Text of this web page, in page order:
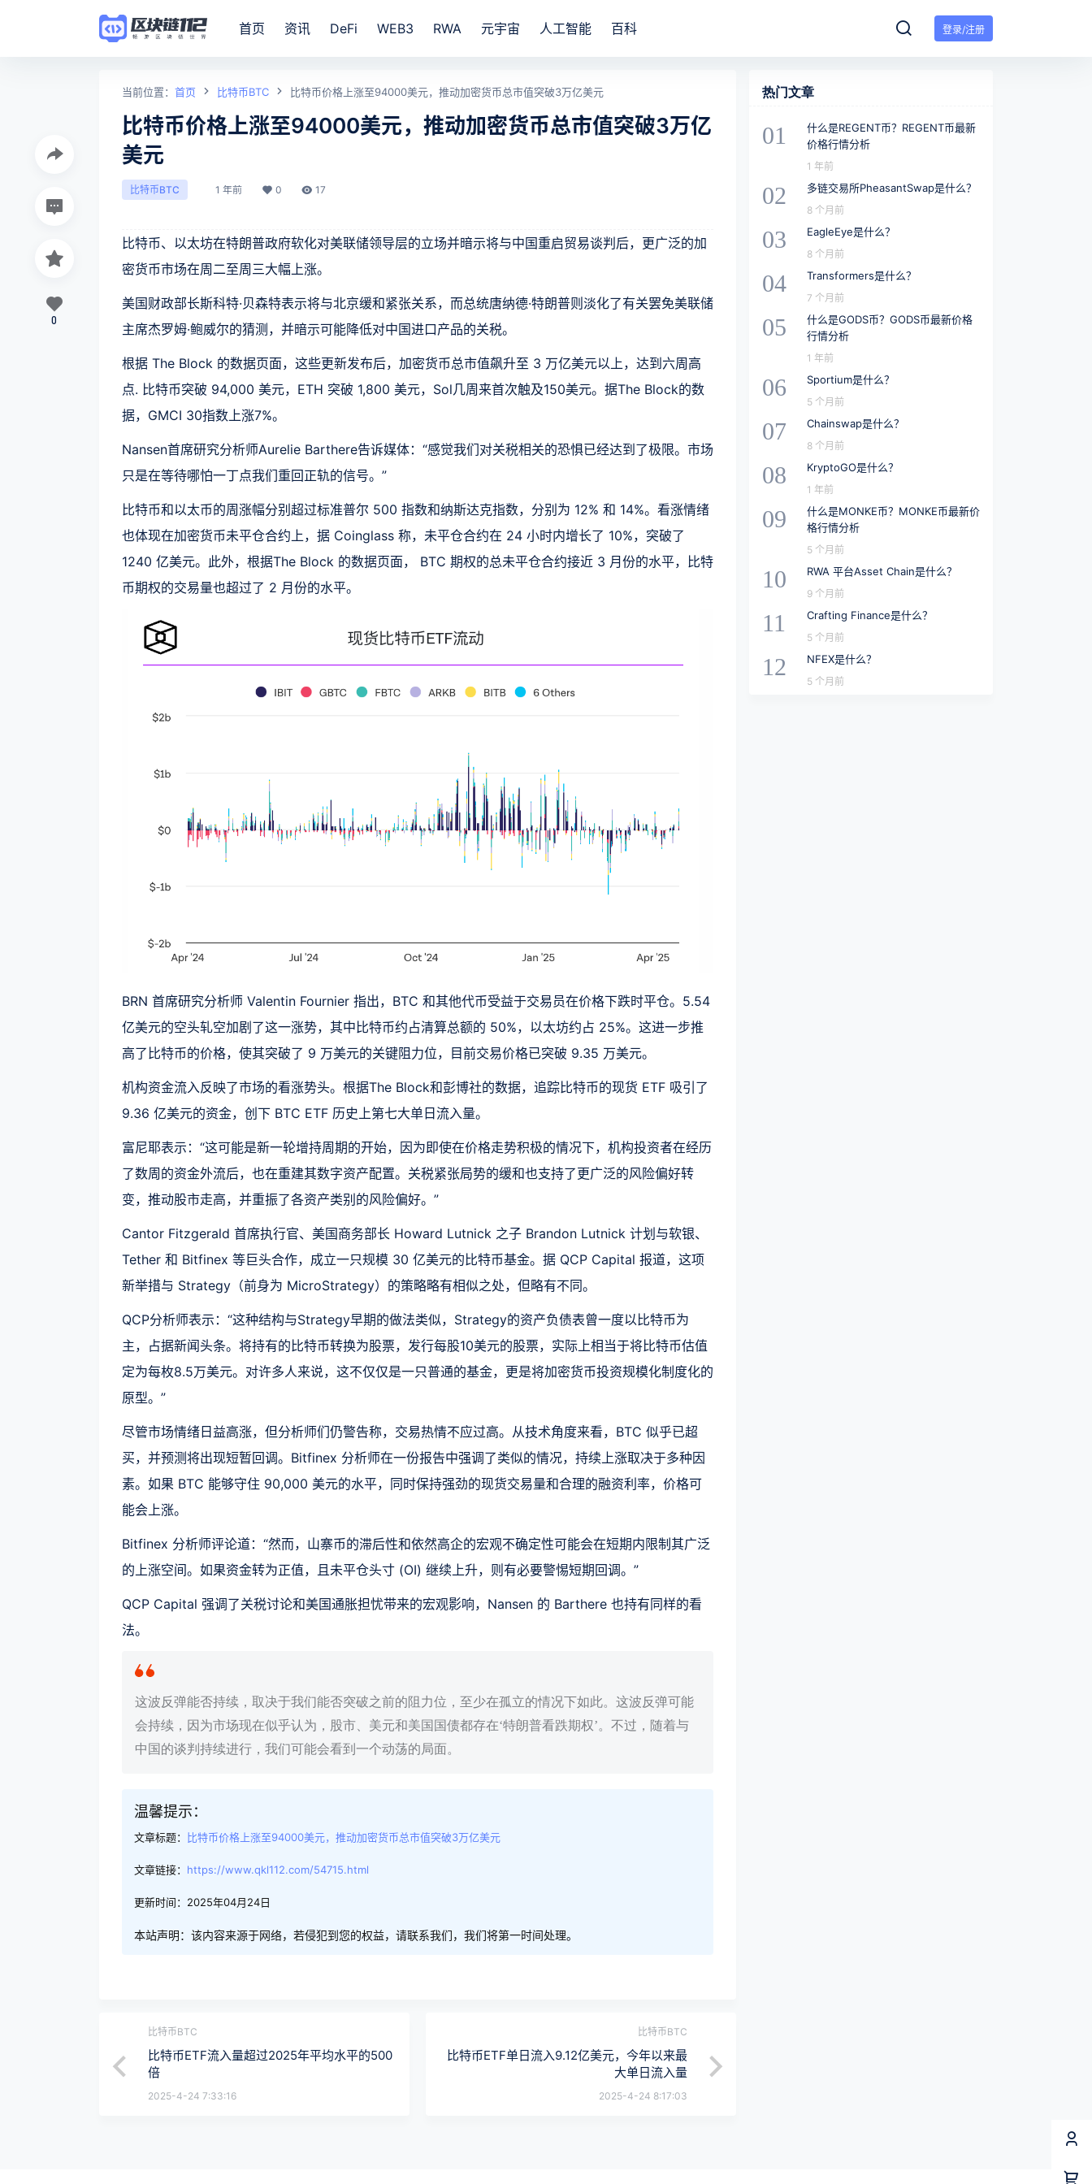
登录/注册
首页 资讯 DeFi WEB3 RWA 元宇宙 人工智能 百科
当前位置： 首页 比特币BTC 比特币价格上涨至94000美元，推动加密货币总市值突破3万亿美元
比特币价格上涨至94000美元，推动加密货币总市值突破3万亿
美元
比特币BTC 1 年前 0 17
比特币、以太坊在特朗普政府软化对美联储领导层的立场并暗示将与中国重启贸易谈判后，更广泛的加
密货币市场在周二至周三大幅上涨。
美国财政部长斯科特·贝森特表示将与北京缓和紧张关系，而总统唐纳德·特朗普则淡化了有关罢免美联储
主席杰罗姆·鲍威尔的猜测，并暗示可能降低对中国进口产品的关税。
根据 The Block 的数据页面，这些更新发布后，加密货币总市值飙升至 3 万亿美元以上，达到六周高
点. 比特币突破 94,000 美元，ETH 突破 1,800 美元，Sol几周来首次触及150美元。据The Block的数
据，GMCI 30指数上涨7%。
Nansen首席研究分析师Aurelie Barthere告诉媒体：“感觉我们对关税相关的恐惧已经达到了极限。市场
只是在等待哪怕一丁点我们重回正轨的信号。”
比特币和以太币的周涨幅分别超过标准普尔 500 指数和纳斯达克指数，分别为 12% 和 14%。看涨情绪
也体现在加密货币未平仓合约上，据 Coinglass 称，未平仓合约在 24 小时内增长了 10%，突破了
1240 亿美元。此外，根据The Block 的数据页面， BTC 期权的总未平仓合约接近 3 月份的水平，比特
币期权的交易量也超过了 2 月份的水平。
BRN 首席研究分析师 Valentin Fournier 指出，BTC 和其他代币受益于交易员在价格下跌时平仓。5.54
亿美元的空头轧空加剧了这一涨势，其中比特币约占清算总额的 50%，以太坊约占 25%。这进一步推
高了比特币的价格，使其突破了 9 万美元的关键阻力位，目前交易价格已突破 9.35 万美元。
机构资金流入反映了市场的看涨势头。根据The Block和彭博社的数据，追踪比特币的现货 ETF 吸引了
9.36 亿美元的资金，创下 BTC ETF 历史上第七大单日流入量。
富尼耶表示：“这可能是新一轮增持周期的开始，因为即使在价格走势积极的情况下，机构投资者在经历
了数周的资金外流后，也在重建其数字资产配置。关税紧张局势的缓和也支持了更广泛的风险偏好转
变，推动股市走高，并重振了各资产类别的风险偏好。”
Cantor Fitzgerald 首席执行官、美国商务部长 Howard Lutnick 之子 Brandon Lutnick 计划与软银、
Tether 和 Bitfinex 等巨头合作，成立一只规模 30 亿美元的比特币基金。据 QCP Capital 报道，这项
新举措与 Strategy（前身为 MicroStrategy）的策略略有相似之处，但略有不同。
QCP分析师表示：“这种结构与Strategy早期的做法类似，Strategy的资产负债表曾一度以比特币为
主，占据新闻头条。将持有的比特币转换为股票，发行每股10美元的股票，实际上相当于将比特币估值
定为每枚8.5万美元。对许多人来说，这不仅仅是一只普通的基金，更是将加密货币投资规模化制度化的
原型。”
尽管市场情绪日益高涨，但分析师们仍警告称，交易热情不应过高。从技术角度来看，BTC 似乎已超
买，并预测将出现短暂回调。Bitfinex 分析师在一份报告中强调了类似的情况，持续上涨取决于多种因
素。如果 BTC 能够守住 90,000 美元的水平，同时保持强劲的现货交易量和合理的融资利率，价格可
能会上涨。
Bitfinex 分析师评论道：“然而，山寨币的滞后性和依然高企的宏观不确定性可能会在短期内限制其广泛
的上涨空间。如果资金转为正值，且未平仓头寸 (OI) 继续上升，则有必要警惕短期回调。”
QCP Capital 强调了关税讨论和美国通胀担忧带来的宏观影响，Nansen 的 Barthere 也持有同样的看
法。
这波反弹能否持续，取决于我们能否突破之前的阻力位，至少在孤立的情况下如此。这波反弹可能
会持续，因为市场现在似乎认为，股市、美元和美国国债都存在‘特朗普看跌期权’。不过，随着与
中国的谈判持续进行，我们可能会看到一个动荡的局面。
温馨提示：
文章标题： 比特币价格上涨至94000美元，推动加密货币总市值突破3万亿美元
文章链接： https://www.qkl112.com/54715.html
更新时间：2025年04月24日
本站声明：该内容来源于网络，若侵犯到您的权益，请联系我们，我们将第一时间处理。
0
比特币BTC
比特币ETF流入量超过2025年平均水平的500
倍
2025-4-24 7:33:16
比特币BTC
比特币ETF单日流入9.12亿美元，今年以来最
大单日流入量
2025-4-24 8:17:03
热门文章
01
什么是REGENT币？REGENT币最新
价格行情分析
1 年前
02 多链交易所PheasantSwap是什么？
8 个月前
03 EagleEye是什么？
8 个月前
04 Transformers是什么？
7 个月前
05
什么是GODS币？GODS币最新价格
行情分析
1 年前
06 Sportium是什么？
5 个月前
07 Chainswap是什么？
8 个月前
08 KryptoGO是什么？
1 年前
09
什么是MONKE币？MONKE币最新价
格行情分析
5 个月前
10 RWA 平台Asset Chain是什么？
9 个月前
11 Crafting Finance是什么？
5 个月前
12 NFEX是什么？
5 个月前